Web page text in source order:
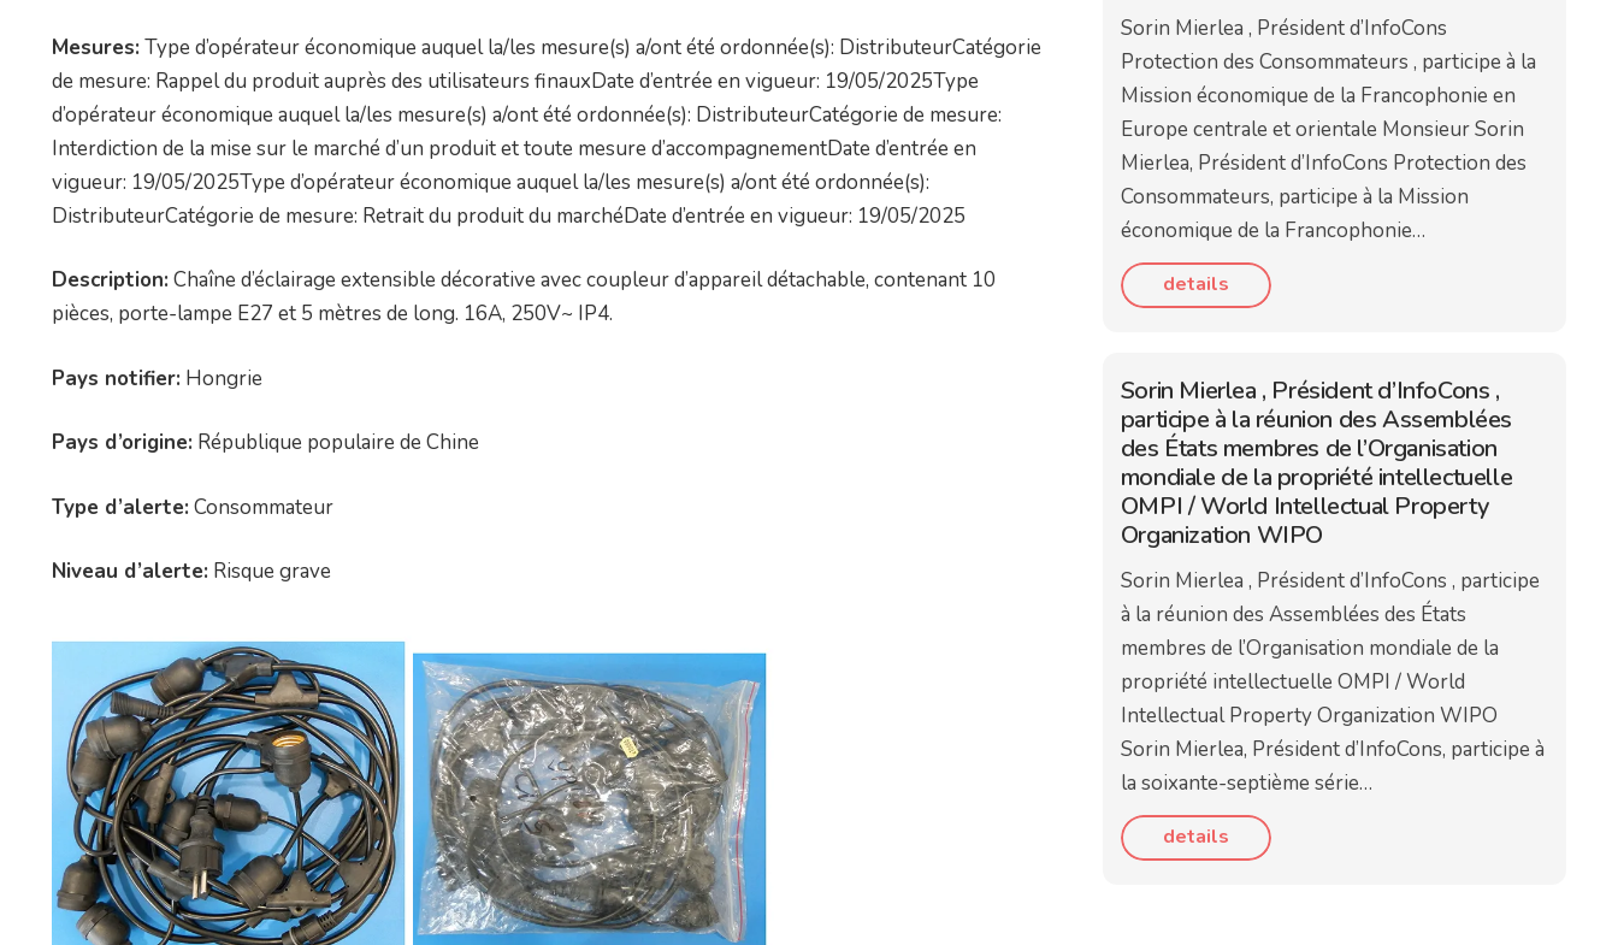
Mesures: Type d’opérateur économique auquel la/les mesure(s) a/ont été ordonnée(s): DistributeurCatégorie
de mesure: Rappel du produit auprès des utilisateurs finauxDate d’entrée en vigueur: 19/05/2025Type
d’opérateur économique auquel la/les mesure(s) a/ont été ordonnée(s): DistributeurCatégorie de mesure:
Interdiction de la mise sur le marché d’un produit et toute mesure d’accompagnementDate d’entrée en
vigueur: 19/05/2025Type d’opérateur économique auquel la/les mesure(s) a/ont été ordonnée(s):
DistributeurCatégorie de mesure: Retrait du produit du marchéDate d’entrée en vigueur: 19/05/2025
Description: Chaîne d’éclairage extensible décorative avec coupleur d’appareil détachable, contenant 10
pièces, porte-lampe E27 et 5 mètres de long. 16A, 250V~ IP4.
Pays notifier: Hongrie
Pays d’origine: République populaire de Chine
Type d’alerte: Consommateur
Niveau d’alerte: Risque grave
Sorin Mierlea , Président d’InfoCons
Protection des Consommateurs , participe à la
Mission économique de la Francophonie en
Europe centrale et orientale Monsieur Sorin
Mierlea, Président d’InfoCons Protection des
Consommateurs, participe à la Mission
économique de la Francophonie…
details
Sorin Mierlea , Président d’InfoCons ,
participe à la réunion des Assemblées
des États membres de l’Organisation
mondiale de la propriété intellectuelle
OMPI / World Intellectual Property
Organization WIPO
Sorin Mierlea , Président d’InfoCons , participe
à la réunion des Assemblées des États
membres de l’Organisation mondiale de la
propriété intellectuelle OMPI / World
Intellectual Property Organization WIPO
Sorin Mierlea, Président d’InfoCons, participe à
la soixante-septième série…
details